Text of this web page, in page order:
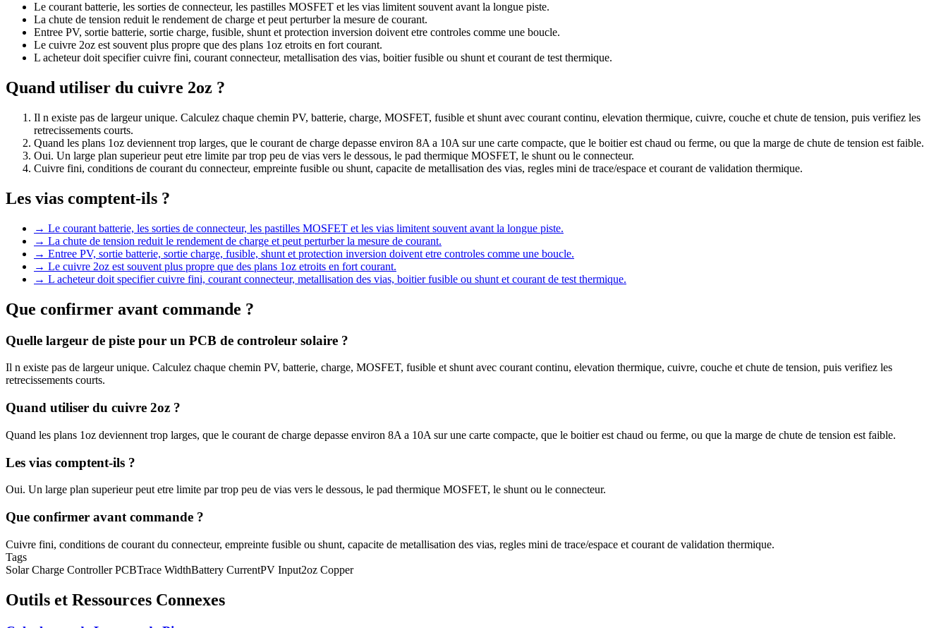
Le courant batterie, les sorties de connecteur, les pastilles MOSFET et les vias limitent souvent avant la longue piste.
La chute de tension reduit le rendement de charge et peut perturber la mesure de courant.
Entree PV, sortie batterie, sortie charge, fusible, shunt et protection inversion doivent etre controles comme une boucle.
Le cuivre 2oz est souvent plus propre que des plans 1oz etroits en fort courant.
L acheteur doit specifier cuivre fini, courant connecteur, metallisation des vias, boitier fusible ou shunt et courant de test thermique.
Quand utiliser du cuivre 2oz ?
Il n existe pas de largeur unique. Calculez chaque chemin PV, batterie, charge, MOSFET, fusible et shunt avec courant continu, elevation thermique, cuivre, couche et chute de tension, puis verifiez les
retrecissements courts.
Quand les plans 1oz deviennent trop larges, que le courant de charge depasse environ 8A a 10A sur une carte compacte, que le boitier est chaud ou ferme, ou que la marge de chute de tension est faible.
Oui. Un large plan superieur peut etre limite par trop peu de vias vers le dessous, le pad thermique MOSFET, le shunt ou le connecteur.
Cuivre fini, conditions de courant du connecteur, empreinte fusible ou shunt, capacite de metallisation des vias, regles mini de trace/espace et courant de validation thermique.
Les vias comptent-ils ?
→ Le courant batterie, les sorties de connecteur, les pastilles MOSFET et les vias limitent souvent avant la longue piste.
→ La chute de tension reduit le rendement de charge et peut perturber la mesure de courant.
→ Entree PV, sortie batterie, sortie charge, fusible, shunt et protection inversion doivent etre controles comme une boucle.
→ Le cuivre 2oz est souvent plus propre que des plans 1oz etroits en fort courant.
→ L acheteur doit specifier cuivre fini, courant connecteur, metallisation des vias, boitier fusible ou shunt et courant de test thermique.
Que confirmer avant commande ?
Quelle largeur de piste pour un PCB de controleur solaire ?
Il n existe pas de largeur unique. Calculez chaque chemin PV, batterie, charge, MOSFET, fusible et shunt avec courant continu, elevation thermique, cuivre, couche et chute de tension, puis verifiez les
retrecissements courts.
Quand utiliser du cuivre 2oz ?
Quand les plans 1oz deviennent trop larges, que le courant de charge depasse environ 8A a 10A sur une carte compacte, que le boitier est chaud ou ferme, ou que la marge de chute de tension est faible.
Les vias comptent-ils ?
Oui. Un large plan superieur peut etre limite par trop peu de vias vers le dessous, le pad thermique MOSFET, le shunt ou le connecteur.
Que confirmer avant commande ?
Cuivre fini, conditions de courant du connecteur, empreinte fusible ou shunt, capacite de metallisation des vias, regles mini de trace/espace et courant de validation thermique.
Tags
Solar Charge Controller PCBTrace WidthBattery CurrentPV Input2oz Copper
Outils et Ressources Connexes